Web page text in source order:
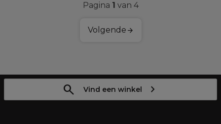
Pagina 1 van 4
Volgende
Vind een winkel